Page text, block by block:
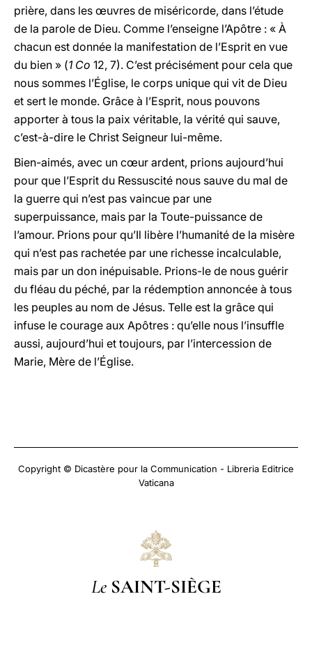
prière, dans les œuvres de miséricorde, dans l’étude
de la parole de Dieu. Comme l’enseigne l’Apôtre : « À
chacun est donnée la manifestation de l’Esprit en vue
du bien » (1 Co 12, 7). C’est précisément pour cela que
nous sommes l’Église, le corps unique qui vit de Dieu
et sert le monde. Grâce à l’Esprit, nous pouvons
apporter à tous la paix véritable, la vérité qui sauve,
c’est-à-dire le Christ Seigneur lui-même.
Bien-aimés, avec un cœur ardent, prions aujourd’hui
pour que l’Esprit du Ressuscité nous sauve du mal de
la guerre qui n’est pas vaincue par une
superpuissance, mais par la Toute-puissance de
l’amour. Prions pour qu’Il libère l’humanité de la misère
qui n’est pas rachetée par une richesse incalculable,
mais par un don inépuisable. Prions-le de nous guérir
du fléau du péché, par la rédemption annoncée à tous
les peuples au nom de Jésus. Telle est la grâce qui
infuse le courage aux Apôtres : qu’elle nous l’insuffle
aussi, aujourd’hui et toujours, par l’intercession de
Marie, Mère de l’Église.
Copyright © Dicastère pour la Communication - Libreria Editrice
Vaticana
Le SAINT-SIÈGE